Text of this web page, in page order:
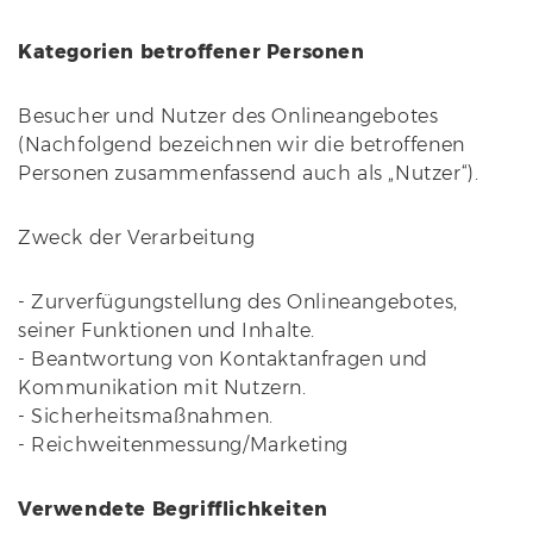
Kategorien betroffener Personen
Besucher und Nutzer des Onlineangebotes
(Nachfolgend bezeichnen wir die betroffenen
Personen zusammenfassend auch als „Nutzer“).
Zweck der Verarbeitung
- Zurverfügungstellung des Onlineangebotes,
seiner Funktionen und Inhalte.
- Beantwortung von Kontaktanfragen und
Kommunikation mit Nutzern.
- Sicherheitsmaßnahmen.
- Reichweitenmessung/Marketing
Verwendete Begrifflichkeiten